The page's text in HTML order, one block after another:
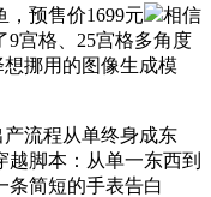
预售价1699元
相信
9宫格、25宫格多角度
挪用的图像生成模
流程从单终身成东
脚本：从单一东西到
条简短的手表告白